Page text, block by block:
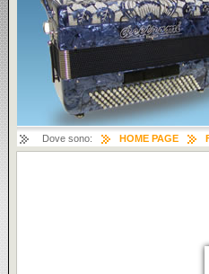
Dove sono: HOME PAGE